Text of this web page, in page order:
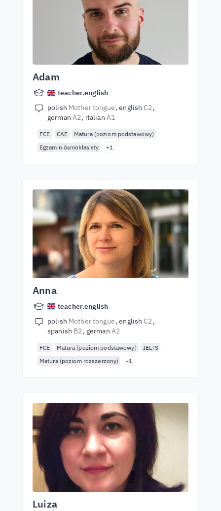
Adam
teacher.english
polish Mother tongue english C2
german A2 italian A1
FCE CAE
Matura (poziom podstawowy)
Egzamin ósmoklasisty
+1
Anna
teacher.english
polish Mother tongue english C2
spanish B2 german A2
FCE Matura (poziom podstawowy)
IELTS
Matura (poziom rozszerzony)
+1
Luiza